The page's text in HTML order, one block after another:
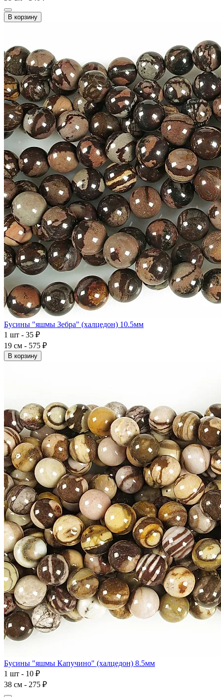
В корзину
Бусины "яшмы Зебра" (халцедон) 10.5мм
1 шт - 35 ₽
19 см - 575 ₽
В корзину
Бусины "яшмы Капучино" (халцедон) 8.5мм
1 шт - 10 ₽
38 см - 275 ₽